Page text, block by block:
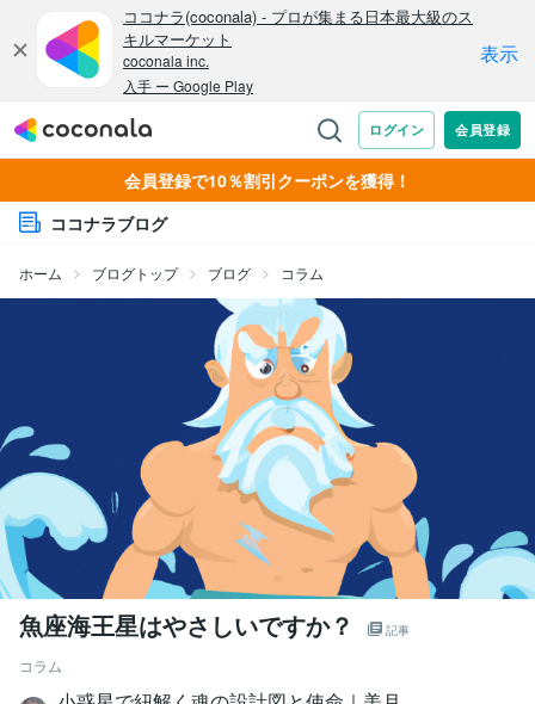
会員登録で10％割引クーポンを獲得！
ココナラブログ
ホーム ブログトップ ブログ コラム
魚座海王星はやさしいですか？ 記事
コラム